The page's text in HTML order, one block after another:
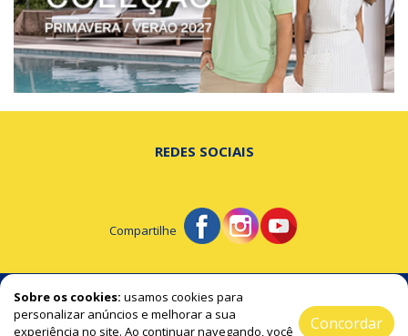
Sobre os cookies: usamos cookies para
personalizar anúncios e melhorar a sua
experiência no site. Ao continuar navegando, você
Concordar
REDES SOCIAIS
Compartilhe
© Portal de Beltrão - A notícia na hora certa!